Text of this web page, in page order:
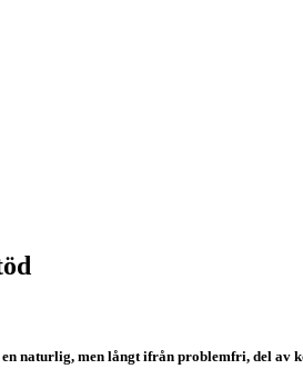
naturlig, men långt ifrån problemfri, del av